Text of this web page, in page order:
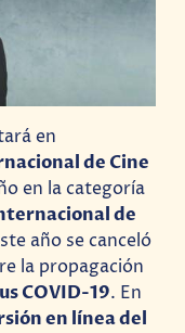
en
de Cine
en la categoría
de
año se canceló
la propagación
COVID-19. En
en línea del